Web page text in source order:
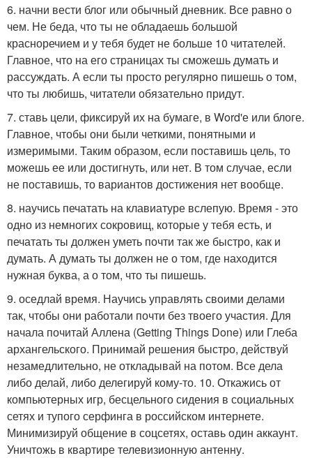
6. начни вести блог или обычный дневник. Все равно о
чем. Не беда, что ты не обладаешь большой
красноречием и у тебя будет не больше 10 читателей.
Главное, что на его страницах ты сможешь думать и
рассуждать. А если ты просто регулярно пишешь о том,
что ты любишь, читатели обязательно придут.
7. ставь цели, фиксируй их на бумаге, в Word'е или блоге.
Главное, чтобы они были четкими, понятными и
измеримыми. Таким образом, если поставишь цель, то
можешь ее или достигнуть, или нет. В том случае, если
не поставишь, то вариантов достижения нет вообще.
8. научись печатать на клавиатуре вслепую. Время - это
одно из немногих сокровищ, которые у тебя есть, и
печатать ты должен уметь почти так же быстро, как и
думать. А думать ты должен не о том, где находится
нужная буква, а о том, что ты пишешь.
9. оседлай время. Научись управлять своими делами
так, чтобы они работали почти без твоего участия. Для
начала почитай Аллена (Getting Things Done) или Глеба
архангельского. Принимай решения быстро, действуй
незамедлительно, не откладывай на потом. Все дела
либо делай, либо делегируй кому-то. 10. Откажись от
компьютерных игр, бесцельного сидения в социальных
сетях и тупого серфинга в российском интернете.
Минимизируй общение в соцсетях, оставь один аккаунт.
Уничтожь в квартире телевизионную антенну.